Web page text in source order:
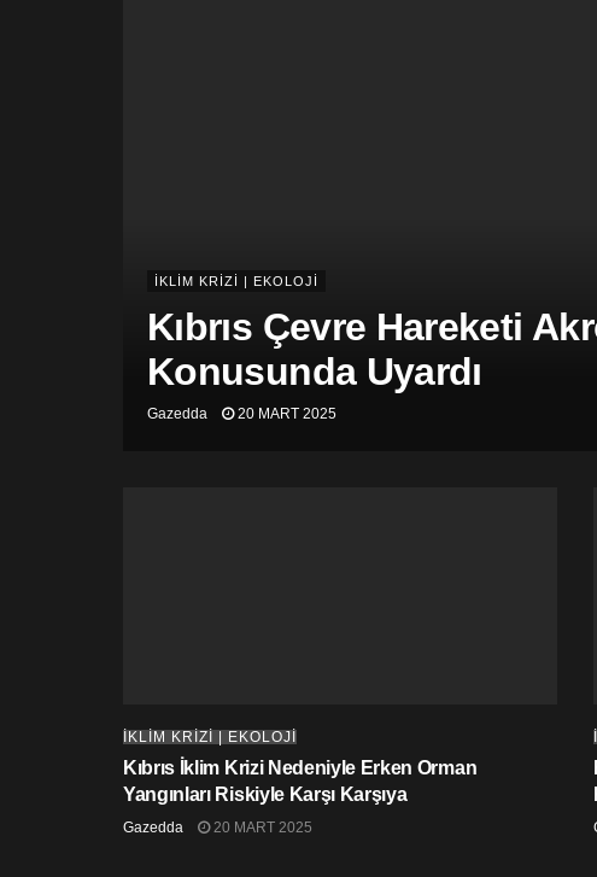
İKLİM KRİZİ | EKOLOJİ
Kıbrıs Çevre Hareketi
Konusunda Uyardı
Gazedda 20 MART 2025
İKLİM KRİZİ | EKOLOJİ
Kıbrıs İklim Krizi Nedeniyle Erken Orman
Yangınları Riskiyle Karşı Karşıya
Gazedda 20 MART 2025